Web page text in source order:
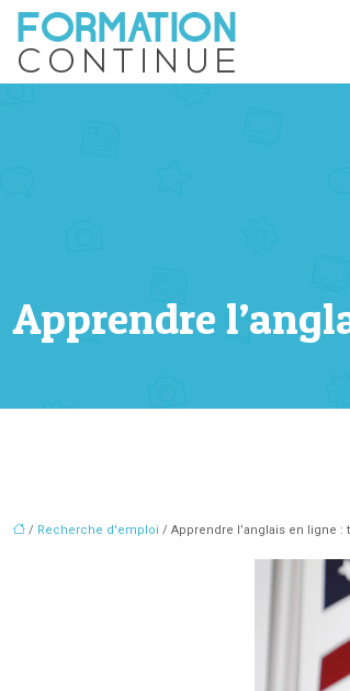
Apprendre
/ Recherche d'emploi / Apprendre l’anglais en ligne :